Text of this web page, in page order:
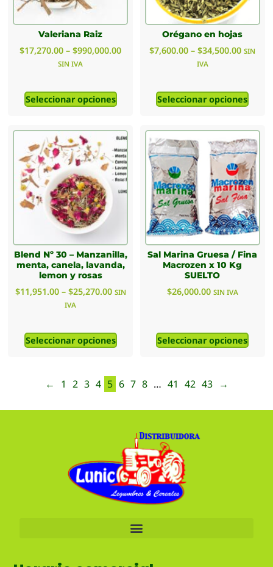
Valeriana Raiz
$17,270.00 – $990,000.00
SIN IVA
Seleccionar opciones
Orégano en hojas
$7,600.00 – $34,500.00 SIN
IVA
Seleccionar opciones
Blend Nº 30 – Manzanilla,
menta, canela, lavanda,
lemon y rosas
$11,951.00 – $25,270.00 SIN
IVA
Seleccionar opciones
Sal Marina Gruesa / Fina
Macrozen x 10 Kg
SUELTO
$26,000.00 SIN IVA
Seleccionar opciones
← 1 2 3 4 5 6 7 8 … 41 42 43 →